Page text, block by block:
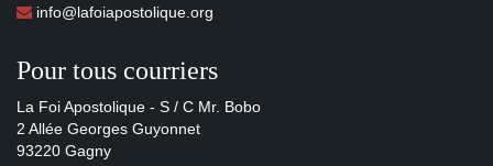
info@lafoiapostolique.org
Pour tous courriers
La Foi Apostolique - S / C Mr. Bobo
2 Allée Georges Guyonnet
93220 Gagny